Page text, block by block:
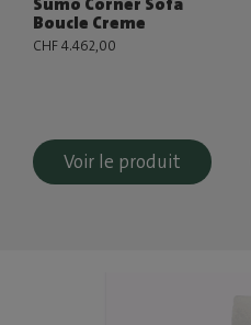
Boucle Creme
CHF 4.462,00
Voir le produit